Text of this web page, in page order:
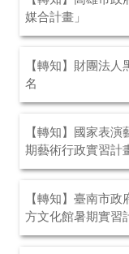
媒合計畫」
【轉知】財團法
名
【轉知】國家表
期藝術行政實習計
【轉知】臺南市
方文化館暑期實習